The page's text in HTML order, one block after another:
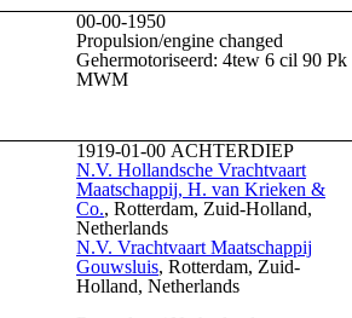
00-00-1950
Propulsion/engine changed
Gehermotoriseerd: 4tew 6 cil 90 Pk
MWM
1919-01-00 ACHTERDIEP
N.V. Hollandsche Vrachtvaart
Maatschappij, H. van Krieken &
Co., Rotterdam, Zuid-Holland,
Netherlands
N.V. Vrachtvaart Maatschappij
Gouwsluis, Rotterdam, Zuid-
Holland, Netherlands